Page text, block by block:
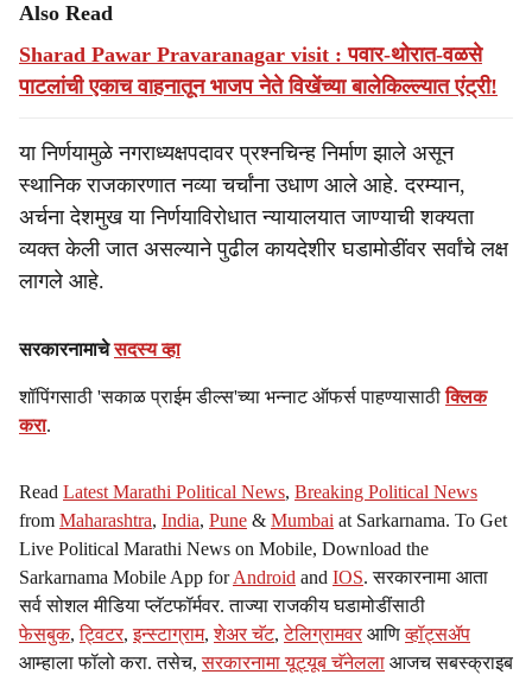
Also Read
Sharad Pawar Pravaranagar visit : पवार-थोरात-वळसे
पाटलांची एकाच वाहनातून भाजप नेते विखेंच्या बालेकिल्ल्यात एंट्री!
या निर्णयामुळे नगराध्यक्षपदावर प्रश्नचिन्ह निर्माण झाले असून
स्थानिक राजकारणात नव्या चर्चांना उधाण आले आहे. दरम्यान,
अर्चना देशमुख या निर्णयाविरोधात न्यायालयात जाण्याची शक्यता
व्यक्त केली जात असल्याने पुढील कायदेशीर घडामोडींवर सर्वांचे लक्ष
लागले आहे.
सरकारनामाचेसदस्य व्हा
शॉपिंगसाठी 'सकाळ प्राईम डील्स'च्या भन्नाट ऑफर्स पाहण्यासाठीक्लिक
करा.
Read Latest Marathi Political News, Breaking Political News
from Maharashtra, India, Pune & Mumbai at Sarkarnama. To Get
Live Political Marathi News on Mobile, Download the
Sarkarnama Mobile App forAndroid and IOS. सरकारनामा आता
सर्व सोशल मीडिया प्लॅटफॉर्मवर. ताज्या राजकीय घडामोडींसाठी
फेसबुक,ट्विटर,इन्स्टाग्राम,शेअर चॅट,टेलिग्रामवर आणिव्हॉट्सॲप
आम्हाला फॉलो करा. तसेच,सरकारनामा यूट्यूब चॅनेलला आजच सबस्क्राइब